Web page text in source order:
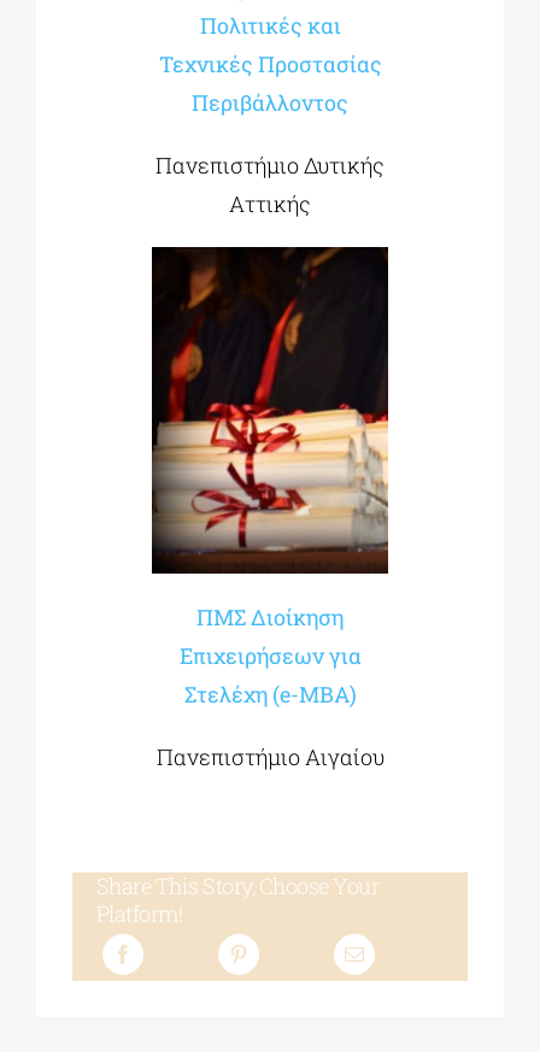
Πολιτικές και
Τεχνικές Προστασίας
Περιβάλλοντος
Πανεπιστήμιο Δυτικής
Αττικής
ΠΜΣ Διοίκηση
Επιχειρήσεων για
Στελέχη (e-MBA)
Πανεπιστήμιο Αιγαίου
Share This Story, Choose Your
Platform!